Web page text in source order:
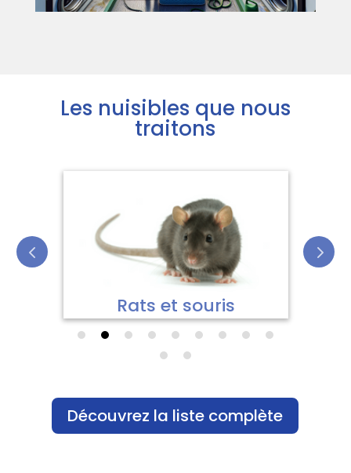
Les nuisibles que nous
traitons
Rats et souris
Découvrez la liste complète